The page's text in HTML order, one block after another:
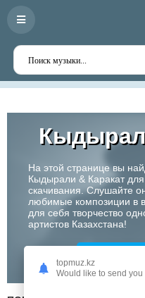
На этой странице вы
Кыдырали & Каракат
скачивания. Слушайте
любимые композиции в
для себя творчество
артистов Казахстана!
topmuz.kz
Would like to send